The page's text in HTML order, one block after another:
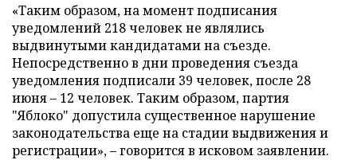
«Таким образом, на момент подписания
уведомлений 218 человек не являлись
выдвинутыми кандидатами на съезде.
Непосредственно в дни проведения съезда
уведомления подписали 39 человек, после 28
июня – 12 человек. Таким образом, партия
"Яблоко" допустила существенное нарушение
законодательства еще на стадии выдвижения и
регистрации», – говорится в исковом заявлении.